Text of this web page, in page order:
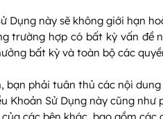
Dụng này sẽ không giới hạn
trường hợp có bất kỳ vấn đề
bất kỳ và toàn bộ các
bạn phải tuân thủ các nội
Khoản Sử Dụng này cũng